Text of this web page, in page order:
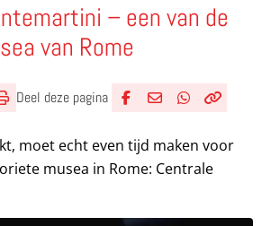
– een van de
van Rome
Deel deze pagina
moet echt even tijd maken voor
musea in Rome: Centrale